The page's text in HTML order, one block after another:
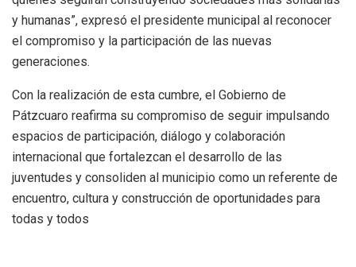
y humanas”, expresó el presidente municipal al reconocer
el compromiso y la participación de las nuevas
generaciones.
Con la realización de esta cumbre, el Gobierno de
Pátzcuaro reafirma su compromiso de seguir impulsando
espacios de participación, diálogo y colaboración
internacional que fortalezcan el desarrollo de las
juventudes y consoliden al municipio como un referente de
encuentro, cultura y construcción de oportunidades para
todas y todos